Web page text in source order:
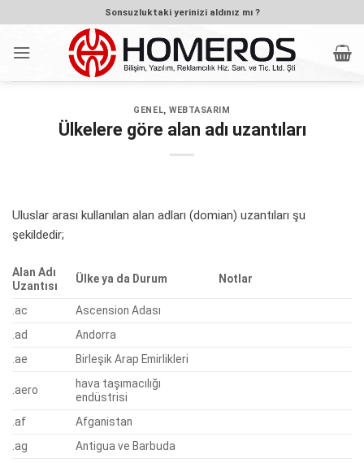
atla
Sonsuzluktaki yerinizi aldınız mı ?
GENEL,WEBTASARIM
Ülkelere göre alan adı uzantıları
Uluslar arası kullanılan alan adları (domian) uzantıları şu
şekildedir;
Alan Adı
Uzantısı
Ülke ya da Durum Notlar
.ac
Ascension Adası
.ad
Andorra
.ae
Birleşik Arap Emirlikleri
.aero
hava taşımacılığı
endüstrisi
.af
Afganistan
.ag
Antigua ve Barbuda